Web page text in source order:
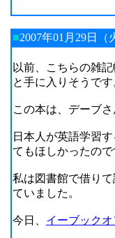
■2007年01月29日（
以前、こちらの雑
と手に入りそうです
この本は、デーブ
日本人が英語学習
てもほしかったので
私は図書館で借り
ていました。
今日、 イーブックオ